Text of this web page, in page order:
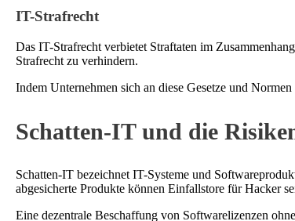
IT-Strafrecht
Das IT-Strafrecht verbietet Straftaten im
Strafrecht zu verhindern.
Indem Unternehmen sich an diese Gesetze und
Schatten-IT und die
Schatten-IT bezeichnet IT-Systeme und
abgesicherte Produkte können Einfallstore für Hacker
Eine dezentrale Beschaffung von Softwarelizenzen